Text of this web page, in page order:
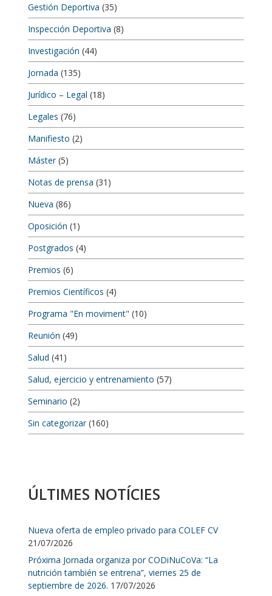
Gestión Deportiva (35)
Inspección Deportiva (8)
Investigación (44)
Jornada (135)
Jurídico – Legal (18)
Legales (76)
Manifiesto (2)
Máster(5)
Notas de prensa (31)
Nueva (86)
Oposición (1)
Postgrados (4)
Premios (6)
Premios Científicos (4)
Programa "En moviment" (10)
Reunión (49)
Salud (41)
Salud, ejercicio y entrenamiento (57)
Seminario (2)
Sin categorizar(160)
ÚLTIMES NOTÍCIES
Nueva oferta de empleo privado para COLEF CV
21/07/2026
Próxima Jornada organiza por CODiNuCoVa: “La
nutrición también se entrena”, viernes 25 de
septiembre de 2026. 17/07/2026